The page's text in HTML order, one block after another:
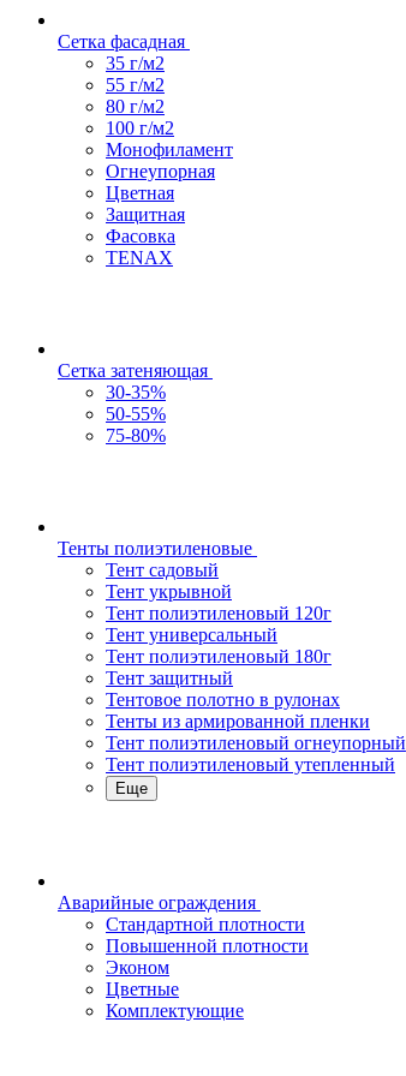
Сетка фасадная
35 г/м2
55 г/м2
80 г/м2
100 г/м2
Монофиламент
Огнеупорная
Цветная
Защитная
Фасовка
TENAX
Сетка затеняющая
30-35%
50-55%
75-80%
Тенты полиэтиленовые
Тент садовый
Тент укрывной
Тент полиэтиленовый 120г
Тент универсальный
Тент полиэтиленовый 180г
Тент защитный
Тентовое полотно в рулонах
Тенты из армированной пленки
Тент полиэтиленовый огнеупорный
Тент полиэтиленовый утепленный
Еще
Аварийные ограждения
Стандартной плотности
Повышенной плотности
Эконом
Цветные
Комплектующие